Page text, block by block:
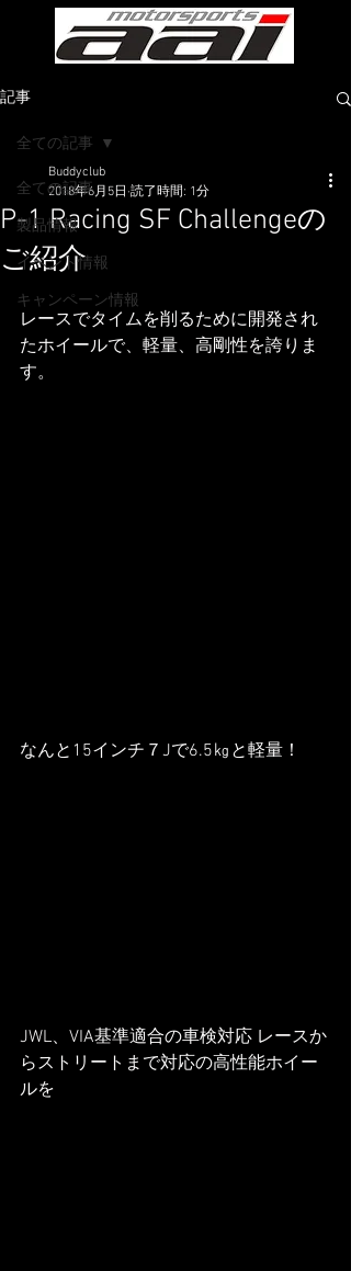
記事
全ての記事
製品情報
イベント情報
キャンペーン情報
全ての記事
P-1 Racing SF Challengeの
ご紹介
Buddyclub
2018年6月5日 読了時間: 1分
レースでタイムを削るために開発され
たホイールで、軽量、高剛性を誇りま
す。
なんと15インチ７Jで6.5㎏と軽量！
JWL、VIA基準適合の車検対応 レースか
らストリートまで対応の高性能ホイー
ルを